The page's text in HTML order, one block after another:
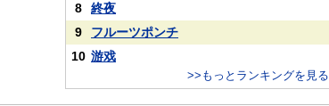
8
終夜
9
フルーツポンチ
10 游戏
>>もっとランキングを見る